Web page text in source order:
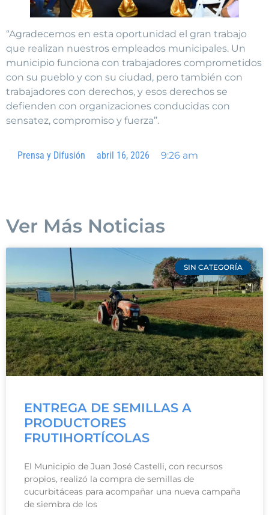
“Agradecemos en esta oportunidad el gran trabajo
que realizan nuestros empleados municipales. Un
municipio funciona con trabajadores comprometidos
con su pueblo y con su ciudad, pero también con
trabajadores con derechos, y esos derechos se
defienden con organizaciones conducidas con
sensatez, compromiso y fuerza”.
Prensa y Difusión abril 16, 2026 9:26 am
Ver Más Noticias
SIN CATEGORÍA
ENTREGA DE SEMILLAS A
PRODUCTORES
FRUTIHORTÍCOLAS
El Municipio de Juan José Castelli, con recursos
propios, realizó la compra de semillas de
cucurbitáceas para acompañar una nueva campaña
de siembra de los